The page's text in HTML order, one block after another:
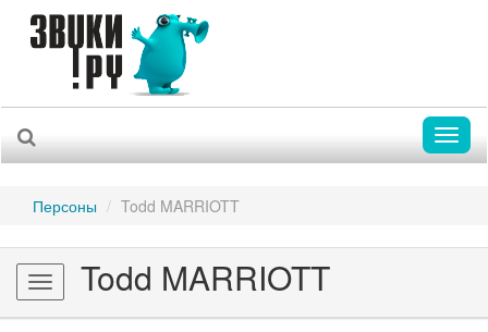
Персоны Todd MARRIOTT
Toggle
navigation
Todd MARRIOTT